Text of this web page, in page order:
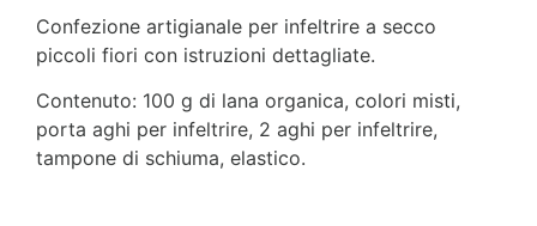
Confezione artigianale per infeltrire a secco
piccoli fiori con istruzioni dettagliate.
Contenuto: 100 g di lana organica, colori misti,
porta aghi per infeltrire, 2 aghi per infeltrire,
tampone di schiuma, elastico.